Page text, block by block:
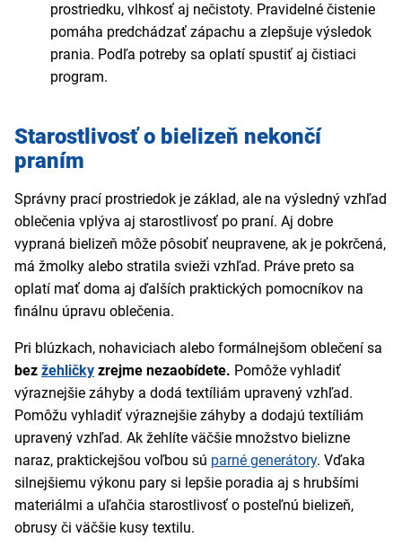
prostriedku, vlhkosť aj nečistoty. Pravidelné čistenie
pomáha predchádzať zápachu a zlepšuje výsledok
prania. Podľa potreby sa oplatí spustiť aj čistiaci
program.
Starostlivosť o bielizeň nekončí
praním
Správny prací prostriedok je základ, ale na výsledný vzhľad
oblečenia vplýva aj starostlivosť po praní. Aj dobre
vypraná bielizeň môže pôsobiť neupravene, ak je pokrčená,
má žmolky alebo stratila svieži vzhľad. Práve preto sa
oplatí mať doma aj ďalších praktických pomocníkov na
finálnu úpravu oblečenia.
Pri blúzkach, nohaviciach alebo formálnejšom oblečení sa
bez žehličky zrejme nezaobídete. Pomôže vyhladiť
výraznejšie záhyby a dodá textíliám upravený vzhľad.
Pomôžu vyhladiť výraznejšie záhyby a dodajú textíliám
upravený vzhľad. Ak žehlíte väčšie množstvo bielizne
naraz, praktickejšou voľbou sú parné generátory. Vďaka
silnejšiemu výkonu pary si lepšie poradia aj s hrubšími
materiálmi a uľahčia starostlivosť o posteľnú bielizeň,
obrusy či väčšie kusy textilu.